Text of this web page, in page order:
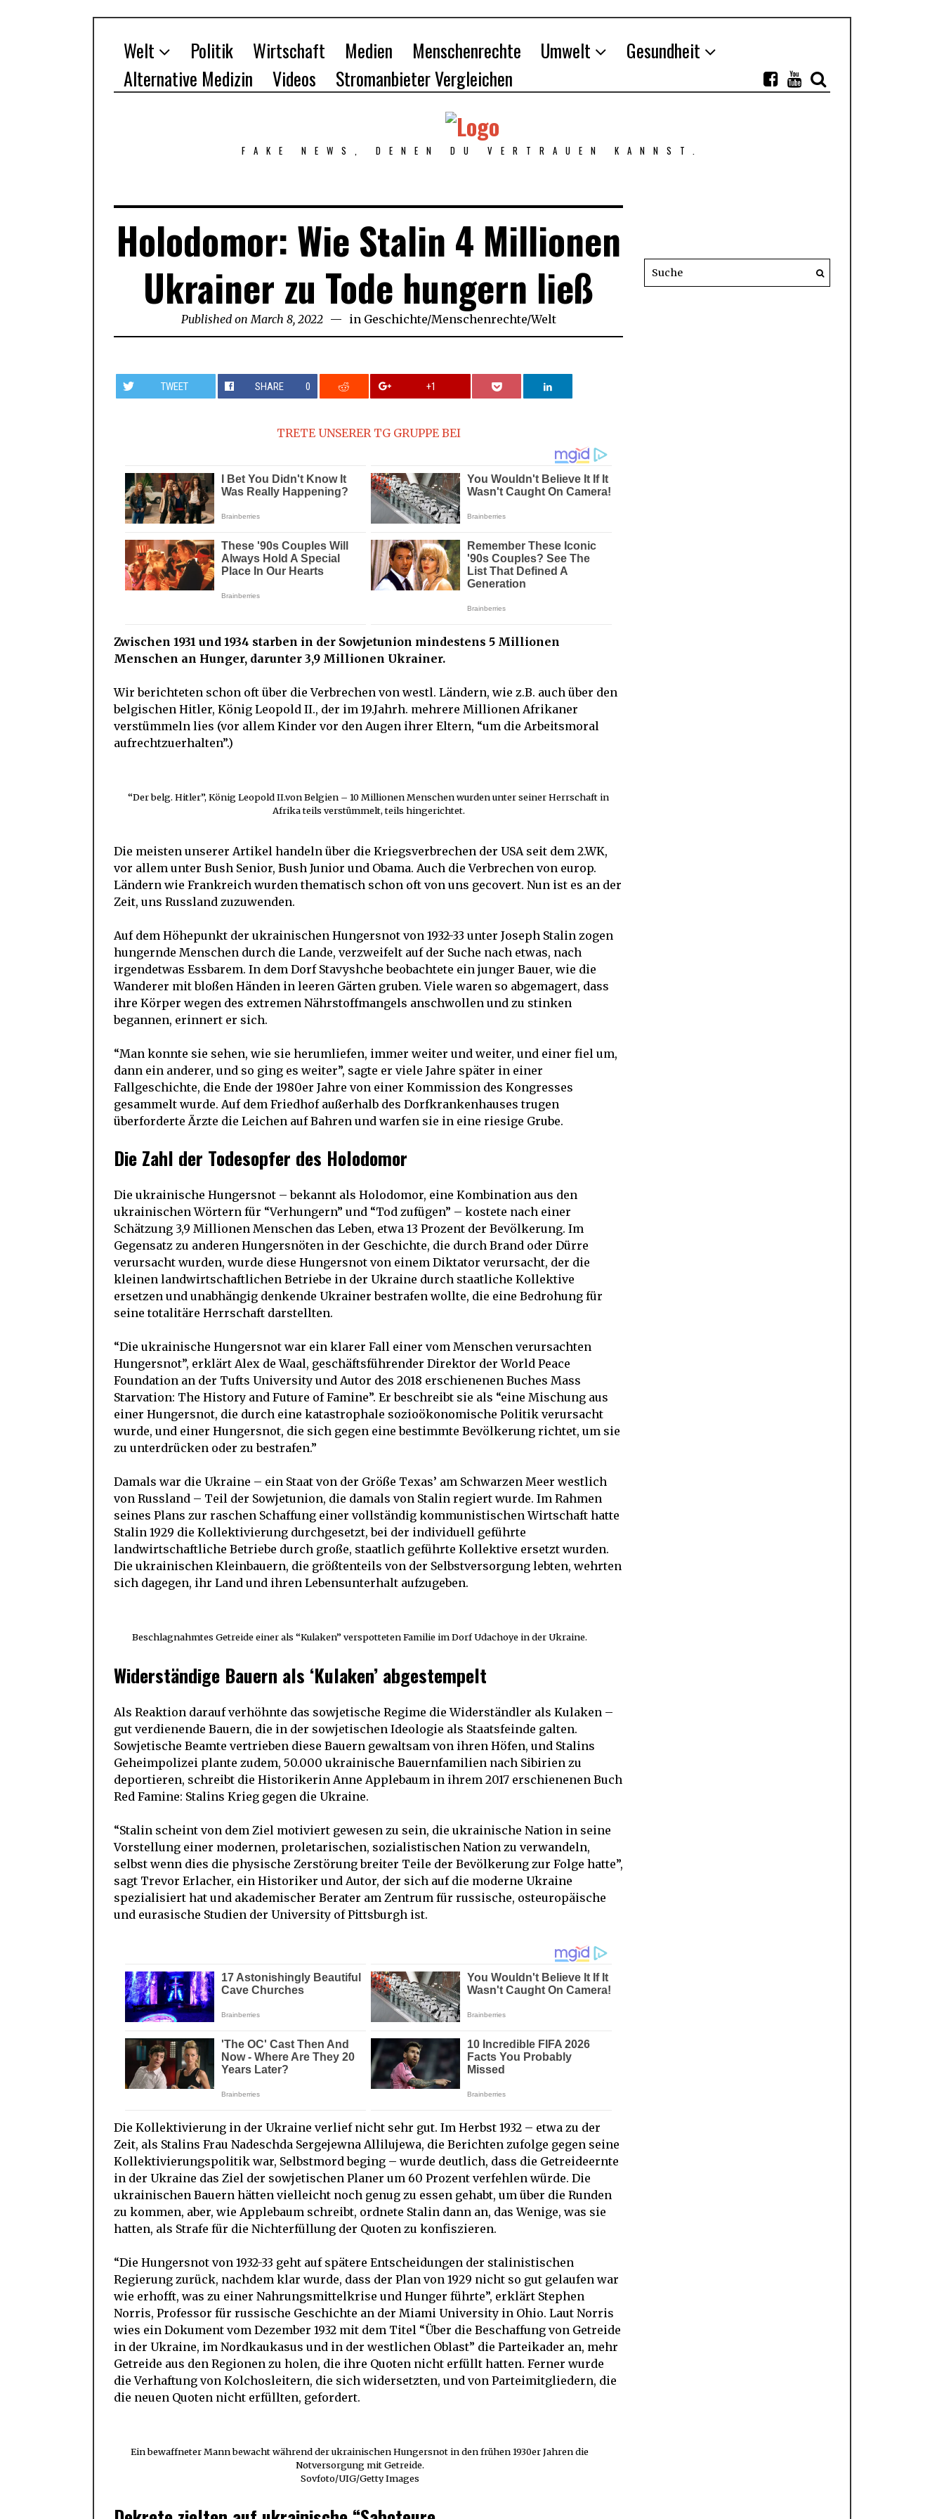
Welt Politik Wirtschaft Medien Menschenrechte Umwelt
Gesundheit
Alternative Medizin
Videos Stromanbieter Vergleichen
FAKE NEWS, DENEN DU VERTRAUEN KANNST.
Holodomor: Wie Stalin 4 Millionen
Ukrainer zu Tode hungern ließ
Published on March 8, 2022March
10,
in Geschichte/Menschenrechte/Welt
TWEET SHARE 0 +1
TRETE UNSERER TG GRUPPE BEI
Zwischen 1931 und 1934 starben in der Sowjetunion mindestens 5 Millionen
Menschen an Hunger, darunter 3,9 Millionen Ukrainer.
Wir berichteten schon oft über die Verbrechen von westl. Ländern, wie z.B. auch über den
belgischen Hitler, König Leopold II., der im 19.Jahrh. mehrere Millionen Afrikaner
verstümmeln lies (vor allem Kinder vor den Augen ihrer Eltern, “um die Arbeitsmoral
aufrechtzuerhalten”.)
“Der belg. Hitler”, König Leopold II.von Belgien – 10 Millionen Menschen wurden unter seiner Herrschaft in
Afrika teils verstümmelt, teils hingerichtet.
Die meisten unserer Artikel handeln über die Kriegsverbrechen der USA seit dem 2.WK,
vor allem unter Bush Senior, Bush Junior und Obama. Auch die Verbrechen von europ.
Ländern wie Frankreich wurden thematisch schon oft von uns gecovert. Nun ist es an der
Zeit, uns Russland zuzuwenden.
Auf dem Höhepunkt der ukrainischen Hungersnot von 1932-33 unter Joseph Stalin zogen
hungernde Menschen durch die Lande, verzweifelt auf der Suche nach etwas, nach
irgendetwas Essbarem. In dem Dorf Stavyshche beobachtete ein junger Bauer, wie die
Wanderer mit bloßen Händen in leeren Gärten gruben. Viele waren so abgemagert, dass
ihre Körper wegen des extremen Nährstoffmangels anschwollen und zu stinken
begannen, erinnert er sich.
“Man konnte sie sehen, wie sie herumliefen, immer weiter und weiter, und einer fiel um,
dann ein anderer, und so ging es weiter”, sagte er viele Jahre später in einer
Fallgeschichte, die Ende der 1980er Jahre von einer Kommission des Kongresses
gesammelt wurde. Auf dem Friedhof außerhalb des Dorfkrankenhauses trugen
überforderte Ärzte die Leichen auf Bahren und warfen sie in eine riesige Grube.
Die Zahl der Todesopfer des Holodomor
Die ukrainische Hungersnot – bekannt als Holodomor, eine Kombination aus den
ukrainischen Wörtern für “Verhungern” und “Tod zufügen” – kostete nach einer
Schätzung 3,9 Millionen Menschen das Leben, etwa 13 Prozent der Bevölkerung. Im
Gegensatz zu anderen Hungersnöten in der Geschichte, die durch Brand oder Dürre
verursacht wurden, wurde diese Hungersnot von einem Diktator verursacht, der die
kleinen landwirtschaftlichen Betriebe in der Ukraine durch staatliche Kollektive
ersetzen und unabhängig denkende Ukrainer bestrafen wollte, die eine Bedrohung für
seine totalitäre Herrschaft darstellten.
“Die ukrainische Hungersnot war ein klarer Fall einer vom Menschen verursachten
Hungersnot”, erklärt Alex de Waal, geschäftsführender Direktor der World Peace
Foundation an der Tufts University und Autor des 2018 erschienenen Buches Mass
Starvation: The History and Future of Famine”. Er beschreibt sie als “eine Mischung aus
einer Hungersnot, die durch eine katastrophale sozioökonomische Politik verursacht
wurde, und einer Hungersnot, die sich gegen eine bestimmte Bevölkerung richtet, um sie
zu unterdrücken oder zu bestrafen.”
Damals war die Ukraine – ein Staat von der Größe Texas’ am Schwarzen Meer westlich
von Russland – Teil der Sowjetunion, die damals von Stalin regiert wurde. Im Rahmen
seines Plans zur raschen Schaffung einer vollständig kommunistischen Wirtschaft hatte
Stalin 1929 die Kollektivierung durchgesetzt, bei der individuell geführte
landwirtschaftliche Betriebe durch große, staatlich geführte Kollektive ersetzt wurden.
Die ukrainischen Kleinbauern, die größtenteils von der Selbstversorgung lebten, wehrten
sich dagegen, ihr Land und ihren Lebensunterhalt aufzugeben.
Beschlagnahmtes Getreide einer als “Kulaken” verspotteten Familie im Dorf Udachoye in der Ukraine.
Widerständige Bauern als ‘Kulaken’ abgestempelt
Als Reaktion darauf verhöhnte das sowjetische Regime die Widerständler als Kulaken –
gut verdienende Bauern, die in der sowjetischen Ideologie als Staatsfeinde galten.
Sowjetische Beamte vertrieben diese Bauern gewaltsam von ihren Höfen, und Stalins
Geheimpolizei plante zudem, 50.000 ukrainische Bauernfamilien nach Sibirien zu
deportieren, schreibt die Historikerin Anne Applebaum in ihrem 2017 erschienenen Buch
Red Famine: Stalins Krieg gegen die Ukraine.
“Stalin scheint von dem Ziel motiviert gewesen zu sein, die ukrainische Nation in seine
Vorstellung einer modernen, proletarischen, sozialistischen Nation zu verwandeln,
selbst wenn dies die physische Zerstörung breiter Teile der Bevölkerung zur Folge hatte”,
sagt Trevor Erlacher, ein Historiker und Autor, der sich auf die moderne Ukraine
spezialisiert hat und akademischer Berater am Zentrum für russische, osteuropäische
und eurasische Studien der University of Pittsburgh ist.
Die Kollektivierung in der Ukraine verlief nicht sehr gut. Im Herbst 1932 – etwa zu der
Zeit, als Stalins Frau Nadeschda Sergejewna Allilujewa, die Berichten zufolge gegen seine
Kollektivierungspolitik war, Selbstmord beging – wurde deutlich, dass die Getreideernte
in der Ukraine das Ziel der sowjetischen Planer um 60 Prozent verfehlen würde. Die
ukrainischen Bauern hätten vielleicht noch genug zu essen gehabt, um über die Runden
zu kommen, aber, wie Applebaum schreibt, ordnete Stalin dann an, das Wenige, was sie
hatten, als Strafe für die Nichterfüllung der Quoten zu konfiszieren.
“Die Hungersnot von 1932-33 geht auf spätere Entscheidungen der stalinistischen
Regierung zurück, nachdem klar wurde, dass der Plan von 1929 nicht so gut gelaufen war
wie erhofft, was zu einer Nahrungsmittelkrise und Hunger führte”, erklärt Stephen
Norris, Professor für russische Geschichte an der Miami University in Ohio. Laut Norris
wies ein Dokument vom Dezember 1932 mit dem Titel “Über die Beschaffung von Getreide
in der Ukraine, im Nordkaukasus und in der westlichen Oblast” die Parteikader an, mehr
Getreide aus den Regionen zu holen, die ihre Quoten nicht erfüllt hatten. Ferner wurde
die Verhaftung von Kolchosleitern, die sich widersetzten, und von Parteimitgliedern, die
die neuen Quoten nicht erfüllten, gefordert.
Ein bewaffneter Mann bewacht während der ukrainischen Hungersnot in den frühen 1930er Jahren die
Notversorgung mit Getreide.
Sovfoto/UIG/Getty Images